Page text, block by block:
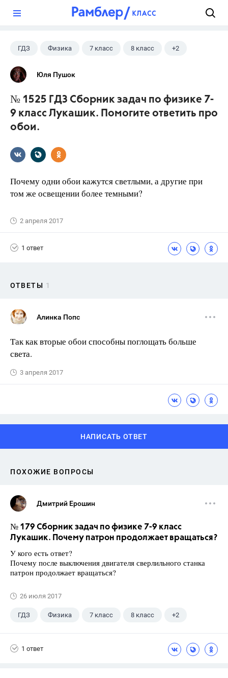
ГДЗ Физика 7 класс 8 класс +2
9 класс
Юля Пушок
№ 1525 ГДЗ Сборник задач по физике 7-
9 класс Лукашик. Помогите ответить про
обои.
Почему одни обои кажутся светлыми, а другие при
том же освещении более темными?
2 апреля 2017
1 ответ
ОТВЕТЫ 1
Алинка Попс
Так как вторые обои способны поглощать больше
света.
3 апреля 2017
НАПИСАТЬ ОТВЕТ
ПОХОЖИЕ ВОПРОСЫ
Дмитрий Ерошин
№ 179 Сборник задач по физике 7-9 класс
Лукашик. Почему патрон продолжает вращаться?
У кого есть ответ?
Почему после выключения двигателя сверлильного станка
патрон продолжает вращаться?
26 июля 2017
ГДЗ Физика 7 класс 8 класс +2
1 ответ